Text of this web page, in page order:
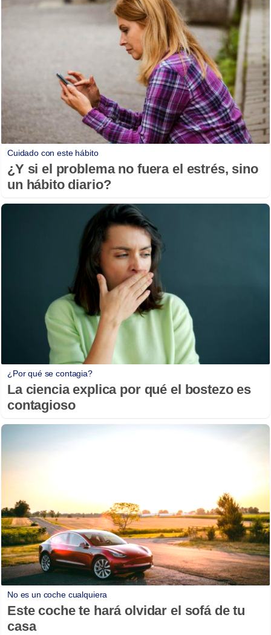
Cuidado con este hábito
¿Y si el problema no fuera el estrés, sino
un hábito diario?
¿Por qué se contagia?
La ciencia explica por qué el bostezo es
contagioso
No es un coche cualquiera
Este coche te hará olvidar el sofá de tu
casa